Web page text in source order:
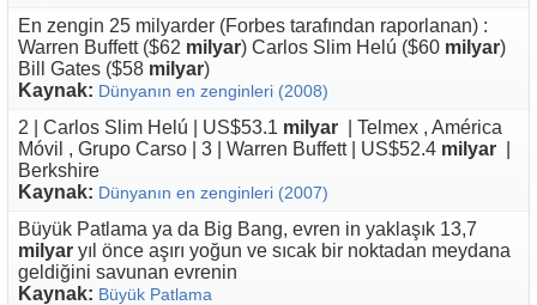
En zengin 25 milyarder (Forbes tarafından raporlanan) :
Warren Buffett ($62 milyar) Carlos Slim Helú ($60 milyar)
Bill Gates ($58 milyar)
Kaynak: Dünyanın en zenginleri (2008)
2 | Carlos Slim Helú | US$53.1 milyar | Telmex , América
Móvil , Grupo Carso | 3 | Warren Buffett | US$52.4 milyar
Berkshire
Kaynak: Dünyanın en zenginleri (2007)
Büyük Patlama ya da Big Bang, evren in yaklaşık 13,7
milyar yıl önce aşırı yoğun ve sıcak bir noktadan meydana
geldiğini savunan evrenin
Kaynak: Büyük Patlama